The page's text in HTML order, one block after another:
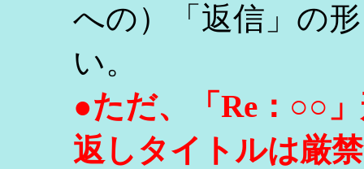
への）「返信」の
い。
●ただ、「Re：○○
返しタイトルは厳